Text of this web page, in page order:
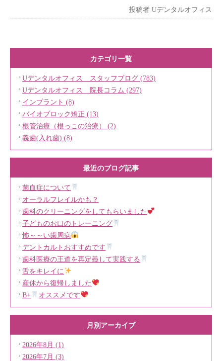
投稿者 Uデンタルオフィス
カテゴリ一覧
Uデンタルオフィス スタッフブログ (783)
Uデンタルオフィス 院長コラム (297)
インプラント (8)
バイオブロック矯正 (13)
根管治療（根っこの治療） (2)
義歯(入れ歯) (8)
最近のブログ記事
菌血症について
オーラルフレイルかも？
歯科のクリーニングをしてもらいました
子どものお口のトレーニング
怖～～い歯周病
デントカルトおすすめです
歯科医療の王道を再定義して実践する
舌をキレイに
産休から復帰しました
B+
オススメです
月別アーカイブ
2026年8月 (1)
2026年7月 (3)